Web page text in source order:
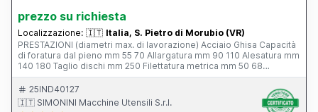
prezzo su richiesta
Localizzazione: 🇮🇹 Italia, S. Pietro di Morubio (VR)
PRESTAZIONI (diametri max. di lavorazione) Acciaio Ghisa Capacità
di foratura dal pieno mm 55 70 Allargatura mm 90 110 Alesatura mm
140 180 Taglio dischi mm 250 Filettatura metrica mm 50 68
Filettatura Whitworth 2” 2 ⅝” DATI DEL MANDRINO Diametri mm 60 –
85 Corsa mm 400 Cono morse CM 5 Numero delle velocità 16
Velocità di rotazione g/min 29÷1700 Numero degli avanzamenti 12
Potenza motore CV 6 DIMENSIONI PRINCIPALI Sbraccio utile mm
25IND40127
🇮🇹 SIMONINI Macchine Utensili S.r.l.